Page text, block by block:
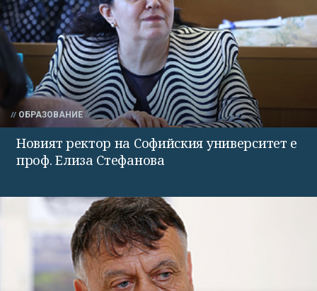
ОБРАЗОВАНИЕ
Новият ректор на Софийския университет е
проф. Елиза Стефанова